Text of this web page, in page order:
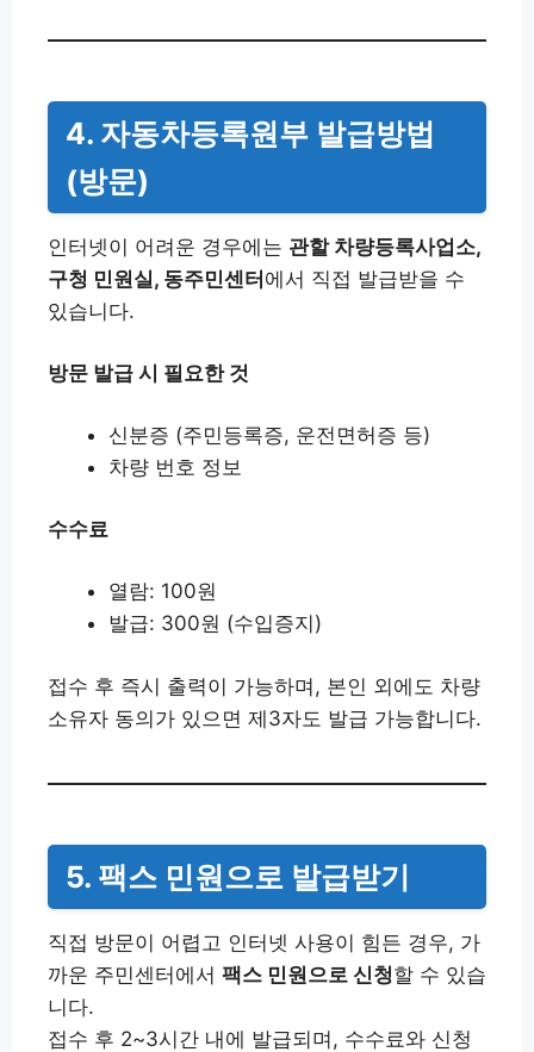
4. 자동차등록원부 발급방법
(방문)
인터넷이 어려운 경우에는 관할 차량등록사업소,
구청 민원실, 동주민센터에서 직접 발급받을 수
있습니다.
방문 발급 시 필요한 것
신분증 (주민등록증, 운전면허증 등)
차량 번호 정보
수수료
열람: 100원
발급: 300원 (수입증지)
접수 후 즉시 출력이 가능하며, 본인 외에도 차량
소유자 동의가 있으면 제3자도 발급 가능합니다.
5. 팩스 민원으로 발급받기
직접 방문이 어렵고 인터넷 사용이 힘든 경우, 가
까운 주민센터에서 팩스 민원으로 신청할 수 있습
니다.
접수 후 2~3시간 내에 발급되며, 수수료와 신청